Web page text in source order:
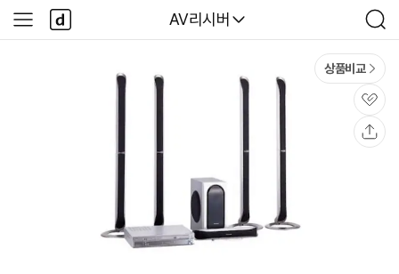
다나와
AV리시버
검
색
사
이
다
나
와
상품비교
관
심